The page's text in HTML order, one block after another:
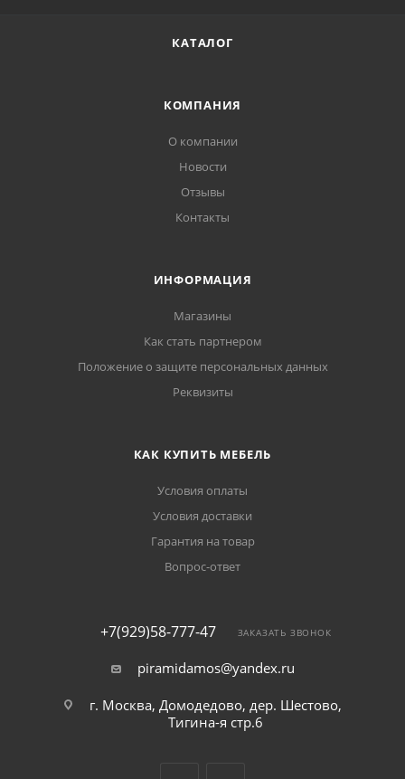
КАТАЛОГ
КОМПАНИЯ
О компании
Новости
Отзывы
Контакты
ИНФОРМАЦИЯ
Магазины
Как стать партнером
Положение о защите персональных данных
Реквизиты
КАК КУПИТЬ МЕБЕЛЬ
Условия оплаты
Условия доставки
Гарантия на товар
Вопрос-ответ
+7(929)58-777-47 ЗАКАЗАТЬ ЗВОНОК
piramidamos@yandex.ru
г. Москва, Домодедово, дер. Шестово,
Тигина-я стр.6